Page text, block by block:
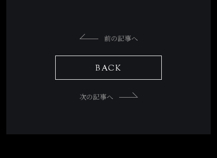
前の記事へ
BACK
次の記事へ